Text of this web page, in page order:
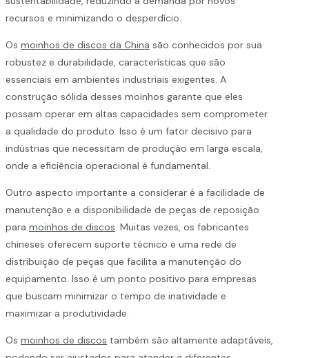
recursos e minimizando o desperdício.
Os moinhos de discos da China são conhecidos por sua
robustez e durabilidade, características que são
essenciais em ambientes industriais exigentes. A
construção sólida desses moinhos garante que eles
possam operar em altas capacidades sem comprometer
a qualidade do produto. Isso é um fator decisivo para
indústrias que necessitam de produção em larga escala,
onde a eficiência operacional é fundamental.
Outro aspecto importante a considerar é a facilidade de
manutenção e a disponibilidade de peças de reposição
para moinhos de discos . Muitas vezes, os fabricantes
chineses oferecem suporte técnico e uma rede de
distribuição de peças que facilita a manutenção do
equipamento. Isso é um ponto positivo para empresas
que buscam minimizar o tempo de inatividade e
maximizar a produtividade.
Os moinhos de discos também são altamente adaptáveis,